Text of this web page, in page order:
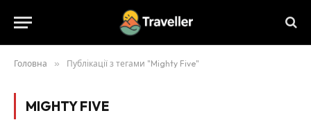
Головна » Публікації з тегами "Mighty Five"
MIGHTY FIVE